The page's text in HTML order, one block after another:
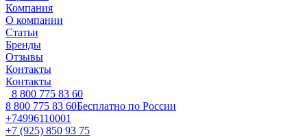
Компания
О компании
Статьи
Бренды
Отзывы
Контакты
Контакты
8 800 775 83 60
8 800 775 83 60Бесплатно по России
+74996110001
+7 (925) 850 93 75